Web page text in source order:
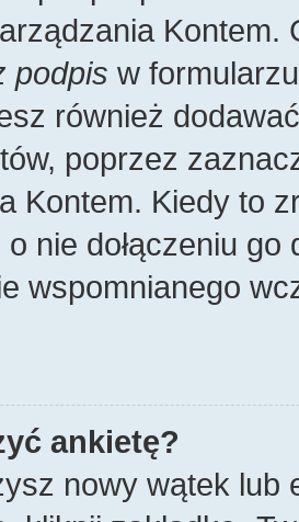
podpis w
również
poprzez
Kontem. Kiedy to
nie dołączeniu
wspomnianego
ankietę?
nowy wątek lub